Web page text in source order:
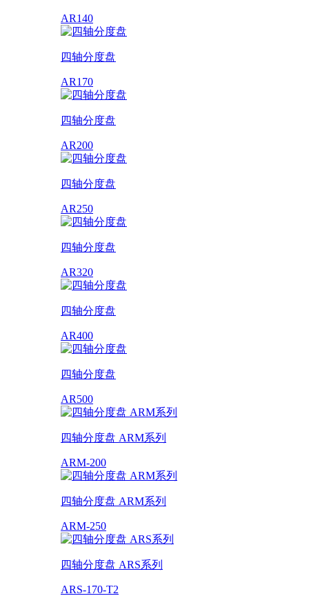
AR140
四轴分度盘
AR170
四轴分度盘
AR200
四轴分度盘
AR250
四轴分度盘
AR320
四轴分度盘
AR400
四轴分度盘
AR500
四轴分度盘 ARM系列
ARM-200
四轴分度盘 ARM系列
ARM-250
四轴分度盘 ARS系列
ARS-170-T2